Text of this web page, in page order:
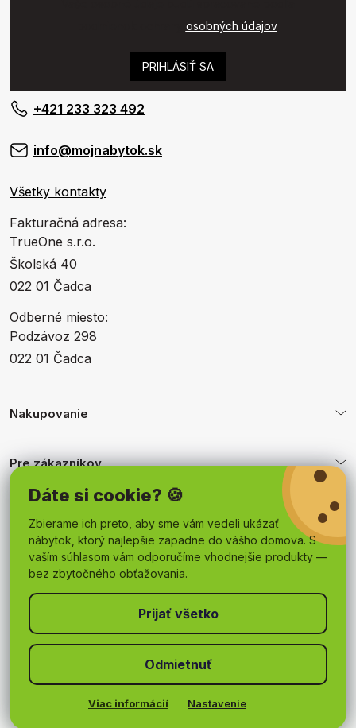
Dáte si cookie? 🍪
Zbierame ich preto, aby sme vám vedeli ukázať
nábytok, ktorý najlepšie zapadne do vášho domova. S
vaším súhlasom vám odporučíme vhodnejšie produkty —
bez zbytočného obťažovania.
Viac informácií Nastavenie
Odmietnuť
osobných údajov.
PRIHLÁSIŤ SA
+421 233 323 492
info@mojnabytok.sk
Všetky kontakty
Fakturačná adresa:
TrueOne s.r.o.
Školská 40
022 01 Čadca
Odberné miesto:
Podzávoz 298
022 01 Čadca
Nakupovanie
Pre zákazníkov
Vytvoril Shoptet
mojnabytok.sk. Všetky práva vyhradené.
Upraviť nastavenie cookies